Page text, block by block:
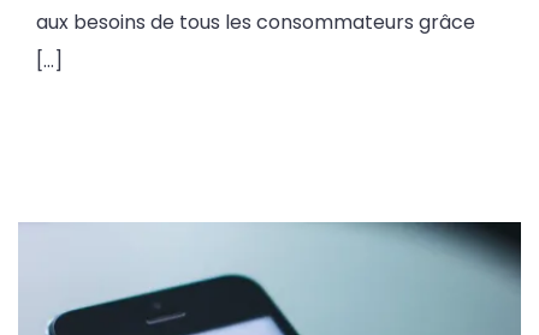
aux besoins de tous les consommateurs grâce
[…]